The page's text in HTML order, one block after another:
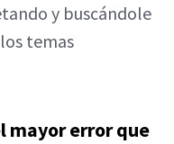
y buscándole
temas
mayor error que